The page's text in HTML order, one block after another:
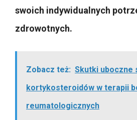
swoich indywidualnych
zdrowotnych.
Zobacz też: Skutki uboczne
kortykosteroidów w terapii
reumatologicznych